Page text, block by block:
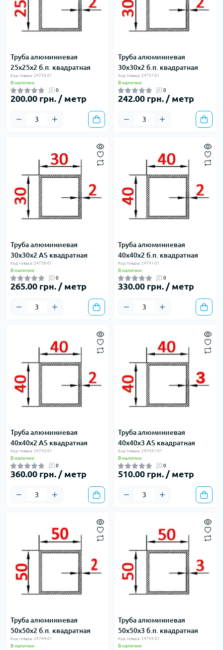
Труба алюминиевая
25х25х2 б.п. квадратная
Код товара: 24735-01
В наличии
0
200.00 грн. / метр
Труба алюминиевая
30х30х2 б.п. квадратная
Код товара: 24737-01
В наличии
0
242.00 грн. / метр
Труба алюминиевая
30х30х2 AS квадратная
Код товара: 24738-01
В наличии
0
265.00 грн. / метр
Труба алюминиевая
40х40х2 б.п. квадратная
Код товара: 24741-01
В наличии
0
330.00 грн. / метр
Труба алюминиевая
40х40х2 AS квадратная
Код товара: 24742-01
В наличии
0
360.00 грн. / метр
Труба алюминиевая
40х40х3 AS квадратная
Код товара: 247431-01
В наличии
0
510.00 грн. / метр
Труба алюминиевая
50х50х2 б.п. квадратная
Код товара: 24744-01
В наличии
Труба алюминиевая
50х50х3 б.п. квадратная
Код товара: 24745-01
В наличии